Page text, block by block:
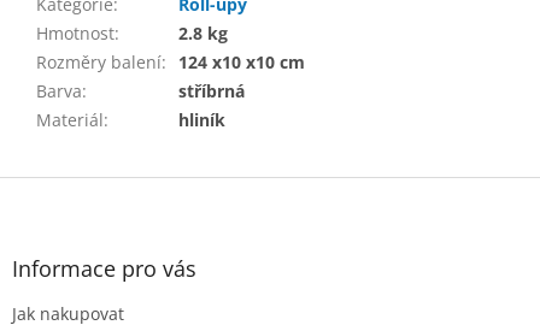
Kategorie:
Roll-upy
Hmotnost:
2.8 kg
Rozměry balení:
124 x10 x10 cm
Barva:
stříbrná
Materiál: hliník
Z
Informace pro vás
Jak nakupovat